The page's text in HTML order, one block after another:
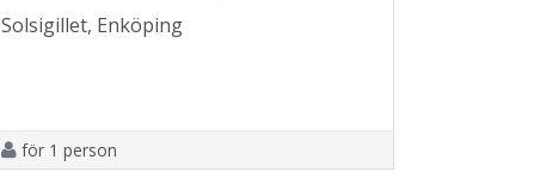
Solsigillet, Enköping
för 1 person